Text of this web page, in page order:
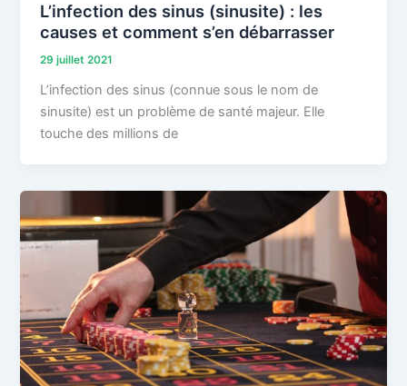
L’infection des sinus (sinusite) : les
causes et comment s’en débarrasser
29 juillet 2021
L’infection des sinus (connue sous le nom de
sinusite) est un problème de santé majeur. Elle
touche des millions de